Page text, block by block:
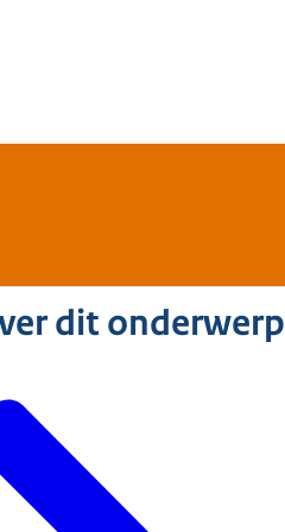
dit onderwerp